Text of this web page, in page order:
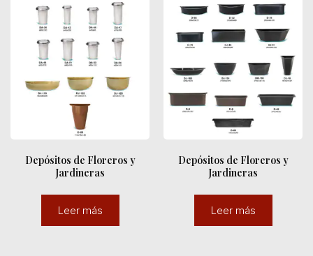
Depósitos de Floreros y
Jardineras
Leer más
Depósitos de Floreros y
Jardineras
Leer más